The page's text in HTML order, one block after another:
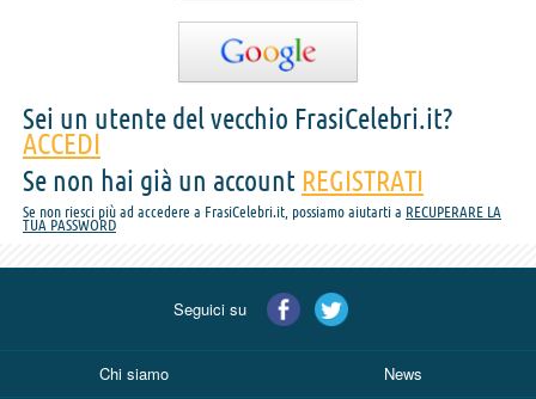
Sei un utente del vecchio FrasiCelebri.it?
ACCEDI
Se non hai già un account REGISTRATI
Se non riesci più ad accedere a FrasiCelebri.it, possiamo aiutarti a RECUPERARE LA
TUA PASSWORD
Seguici su
Chi siamo News